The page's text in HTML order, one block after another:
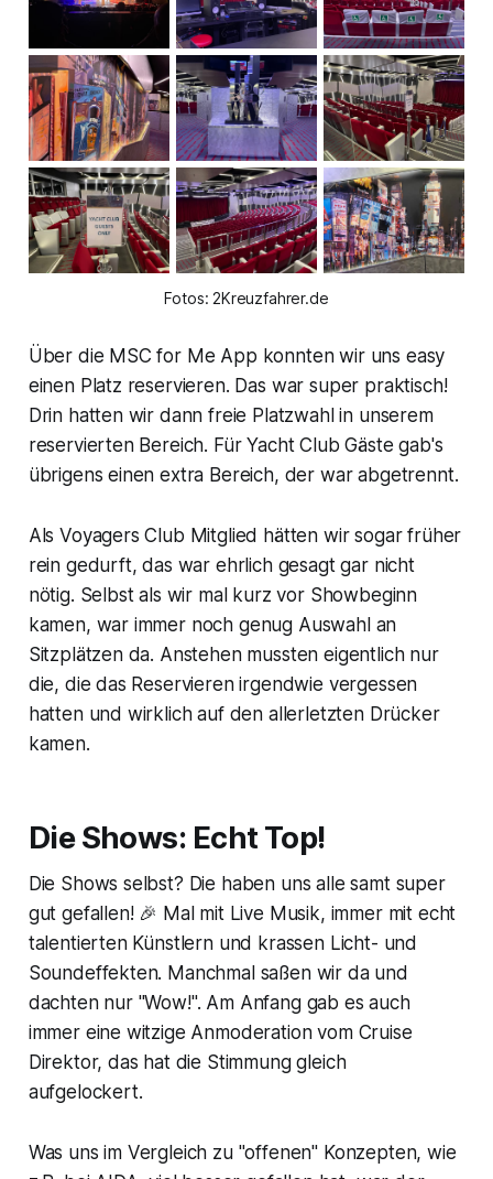
Fotos: 2Kreuzfahrer.de
Über die MSC for Me App konnten wir uns easy
einen Platz reservieren. Das war super praktisch!
Drin hatten wir dann freie Platzwahl in unserem
reservierten Bereich. Für Yacht Club Gäste gab's
übrigens einen extra Bereich, der war abgetrennt.
Als Voyagers Club Mitglied hätten wir sogar früher
rein gedurft, das war ehrlich gesagt gar nicht
nötig. Selbst als wir mal kurz vor Showbeginn
kamen, war immer noch genug Auswahl an
Sitzplätzen da. Anstehen mussten eigentlich nur
die, die das Reservieren irgendwie vergessen
hatten und wirklich auf den allerletzten Drücker
kamen.
Die Shows: Echt Top!
Die Shows selbst? Die haben uns alle samt super
gut gefallen! 🎉 Mal mit Live Musik, immer mit echt
talentierten Künstlern und krassen Licht- und
Soundeffekten. Manchmal saßen wir da und
dachten nur "Wow!". Am Anfang gab es auch
immer eine witzige Anmoderation vom Cruise
Direktor, das hat die Stimmung gleich
aufgelockert.
Was uns im Vergleich zu "offenen" Konzepten, wie